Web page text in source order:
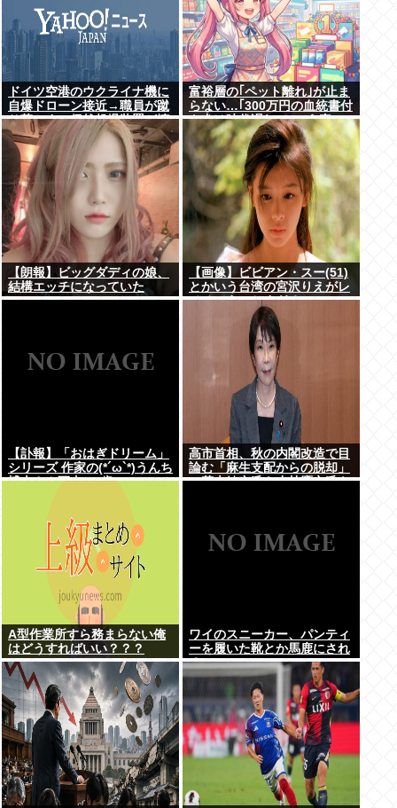
ドイツ空港のウクライナ機に
自爆ドローン接近→職員が蹴
り落とす→偶然起爆装置が壊
れセーフ
富裕層の｢ペット離れ｣が止ま
らない…｢300万円の血統書付
き犬は時代遅れ｣という真の
お金持ちが"向かった先"
【朗報】ビッグダディの娘、
結構エッチになっていた
【画像】ビビアン・スー(51)
とかいう台湾の宮沢りえがレ
ベチでえっちすぎるｗｗｗ
【訃報】「おはぎドリーム」
シリーズ 作家の(*´ω`*)うんち
博士さん死去 64歳
高市首相、秋の内閣改造で目
論む「麻生支配からの脱却」
…茂木敏充氏も小林鷹之氏も
A型作業所すら務まらない俺
はどうすればいい？？？
ワイのスニーカー、パンティ
ーを履いた靴とか馬鹿にされ
る